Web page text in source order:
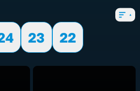
23
22